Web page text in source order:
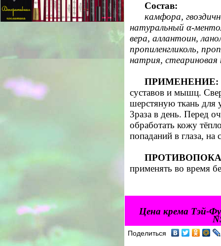
Состав:
камфора,
натуральный α-
вера, аллантоин,
пропиленгликоль,
натрия,
ПРИМЕНЕНИЕ:
суставов и мышц.
шерстяную ткань для
3раза в день. Перед
обработать кожу
попаданий в глаза,
применять во время
Цена крема Тэй-
Поделиться